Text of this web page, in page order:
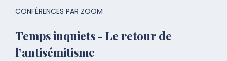
Temps inquiets - Le retour de
l’antisémitisme
CONFÉRENCES PAR ZOOM